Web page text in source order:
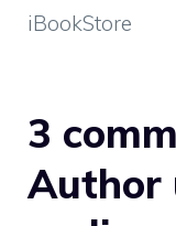
iBookStore
3
Author